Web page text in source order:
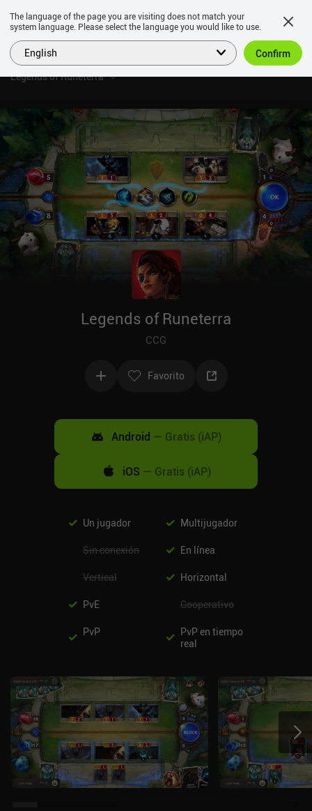
Legends of Runeterra
Legends of Runeterra
CCG
Favorito
Android — Gratis (iAP)
iOS — Gratis (iAP)
Un jugador Multijugador
Sin conexión En línea
Vertical Horizontal
PvE Cooperativo
PvP
PvP en tiempo
real
The language of the page you are visiting does not match your
system language. Please select the language you would like to use.
English Confirm